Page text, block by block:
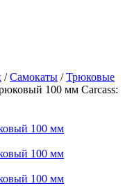
/Самокаты /Трюковые
100 мм Carcass: